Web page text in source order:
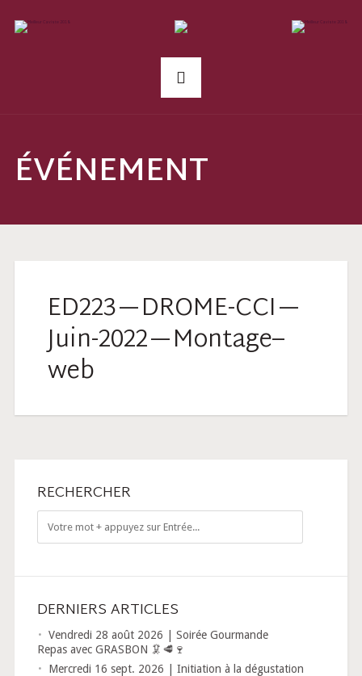
ÉVÉNEMENT
ED223—DROME-CCI—
Juin-2022—Montage–
web
RECHERCHER
DERNIERS ARTICLES
Vendredi 28 août 2026 | Soirée Gourmande
Repas avec GRASBON 🦑🥩🍷
Mercredi 16 sept. 2026 | Initiation à la dégustation